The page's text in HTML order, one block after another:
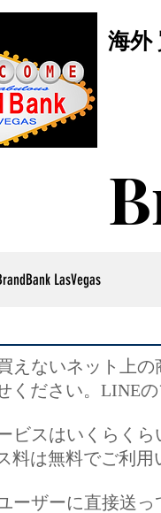
海外
LasVegas
ないネット上の
ださい。LINEの
スはいくらくら
は無料でご利用
ーザーに直接送